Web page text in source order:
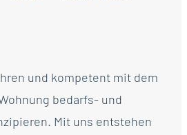
und kompetent mit dem
bedarfs- und
Mit uns entstehen